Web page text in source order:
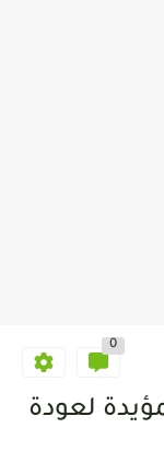
0
لعودة